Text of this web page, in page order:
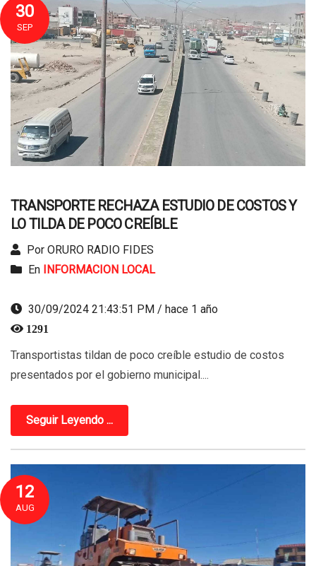
30
SEP
TRANSPORTE RECHAZA ESTUDIO DE COSTOS Y
LO TILDA DE POCO CREÍBLE
Por ORURO RADIO FIDES
En INFORMACION LOCAL
30/09/2024 21:43:51 PM / hace 1 año
1291
Transportistas tildan de poco creíble estudio de costos
presentados por el gobierno municipal....
Seguir Leyendo ...
12
AUG